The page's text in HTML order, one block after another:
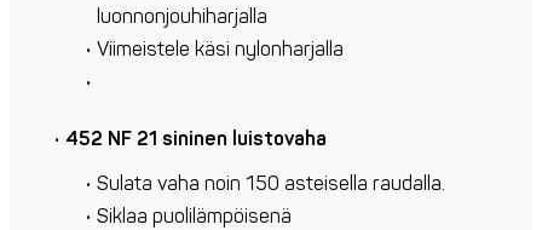
luonnonjouhiharjalla
Viimeistele käsi nylonharjalla
452 NF 21 sininen luistovaha
Sulata vaha noin 150 asteisella raudalla.
Siklaa puolilämpöisenä